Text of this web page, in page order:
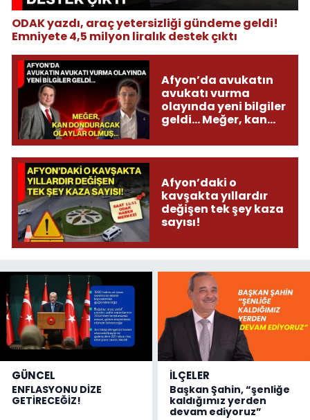
ODAK yazdı, araç yetersizliği gündeme geldi!
Emniyete 4,5 milyon liralık destek çıktı
Afyon’da avukatın
avukatı vurma
olayında yeni bilgiler
geldi... Meğer, kan
olmuş...
Afyon’daki o
kavşakta yıllardır
değişen tek şey kaza
sayısı!
GÜNCEL
ENFLASYONU DİZE
GETİRECEĞİZ!
İLÇELER
Başkan Şahin, “şenliğe
kaldığımız yerden
devam ediyoruz”